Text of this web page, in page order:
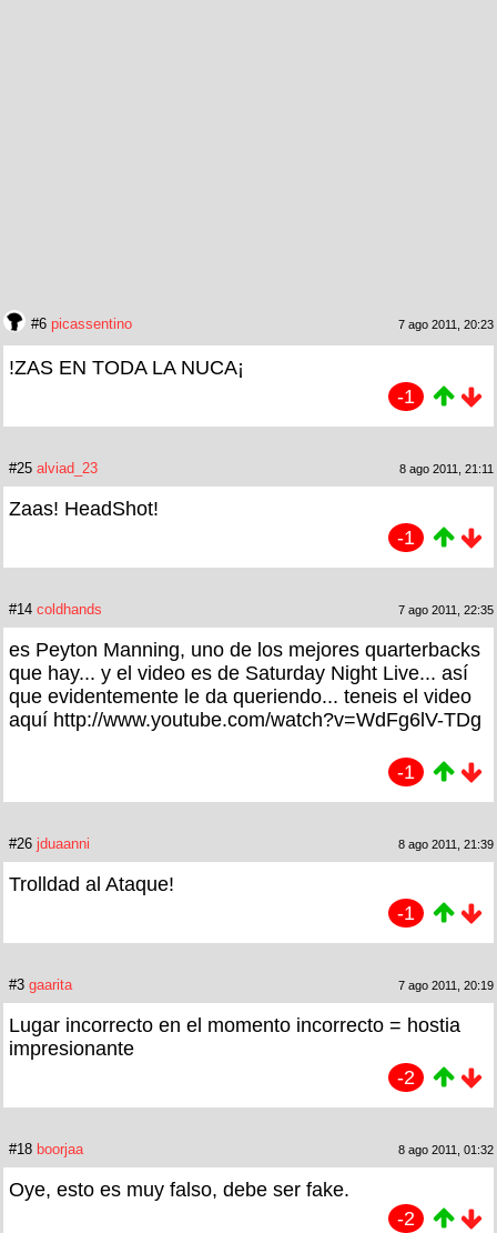
#6 picassentino 7 ago 2011, 20:23
!ZAS EN TODA LA NUCA¡
-1
#25 alviad_23 8 ago 2011, 21:11
Zaas! HeadShot!
-1
#14 coldhands 7 ago 2011, 22:35
es Peyton Manning, uno de los mejores quarterbacks
que hay... y el video es de Saturday Night Live... así
que evidentemente le da queriendo... teneis el video
aquí http://www.youtube.com/watch?v=WdFg6lV-TDg
-1
#26 jduaanni 8 ago 2011, 21:39
Trolldad al Ataque!
-1
#3 gaarita 7 ago 2011, 20:19
Lugar incorrecto en el momento incorrecto = hostia
impresionante
-2
#18 boorjaa 8 ago 2011, 01:32
Oye, esto es muy falso, debe ser fake.
-2